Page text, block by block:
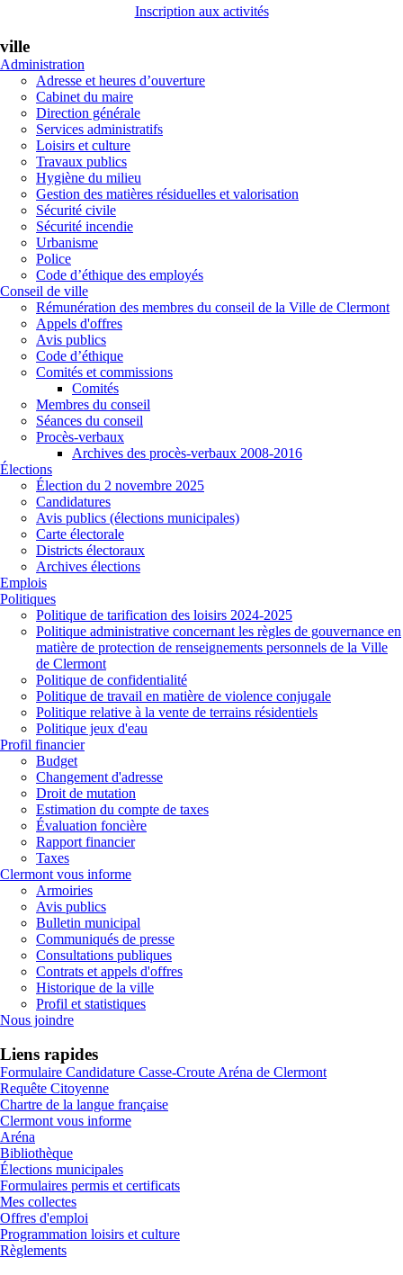
Inscription aux activités
ville
Administration
Adresse et heures d’ouverture
Cabinet du maire
Direction générale
Services administratifs
Loisirs et culture
Travaux publics
Hygiène du milieu
Gestion des matières résiduelles et valorisation
Sécurité civile
Sécurité incendie
Urbanisme
Police
Code d’éthique des employés
Conseil de ville
Rémunération des membres du conseil de la Ville de Clermont
Appels d'offres
Avis publics
Code d’éthique
Comités et commissions
Comités
Membres du conseil
Séances du conseil
Procès-verbaux
Archives des procès-verbaux 2008-2016
Élections
Élection du 2 novembre 2025
Candidatures
Avis publics (élections municipales)
Carte électorale
Districts électoraux
Archives élections
Emplois
Politiques
Politique de tarification des loisirs 2024-2025
Politique administrative concernant les règles de gouvernance en
matière de protection de renseignements personnels de la Ville
de Clermont
Politique de confidentialité
Politique de travail en matière de violence conjugale
Politique relative à la vente de terrains résidentiels
Politique jeux d'eau
Profil financier
Budget
Changement d'adresse
Droit de mutation
Estimation du compte de taxes
Évaluation foncière
Rapport financier
Taxes
Clermont vous informe
Armoiries
Avis publics
Bulletin municipal
Communiqués de presse
Consultations publiques
Contrats et appels d'offres
Historique de la ville
Profil et statistiques
Nous joindre
Liens rapides
Formulaire Candidature Casse-Croute Aréna de Clermont
Requête Citoyenne
Chartre de la langue française
Clermont vous informe
Aréna
Bibliothèque
Élections municipales
Formulaires permis et certificats
Mes collectes
Offres d'emploi
Programmation loisirs et culture
Règlements